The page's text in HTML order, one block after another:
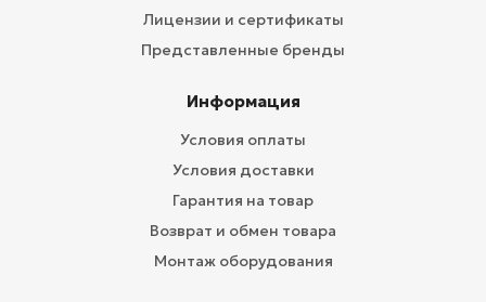
Лицензии и сертификаты
Представленные бренды
Информация
Условия оплаты
Условия доставки
Гарантия на товар
Возврат и обмен товара
Монтаж оборудования